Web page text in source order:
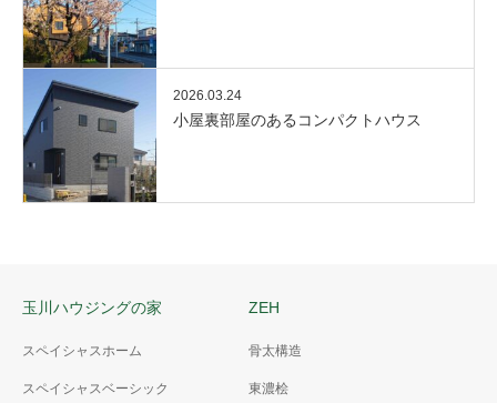
2026.03.24
小屋裏部屋のあるコンパクトハウス
玉川ハウジングの家
スペイシャスホーム
スペイシャスベーシック
ZEH
骨太構造
東濃桧